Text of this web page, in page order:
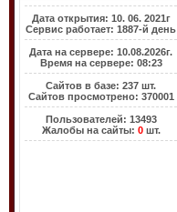
Дата открытия: 10. 06. 2021г
Сервис работает: 1887-й день
Дата на сервере: 10.08.2026г.
Время на сервере: 08:23
Сайтов в базе: 237 шт.
Сайтов просмотрено: 370001
Пользователей: 13493
Жалобы на сайты: 0шт.